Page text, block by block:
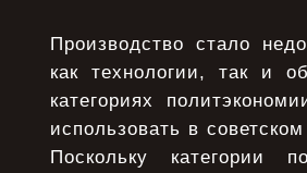
Производство стало
как технологии, так и
категориях
использовать в
Поскольку категории